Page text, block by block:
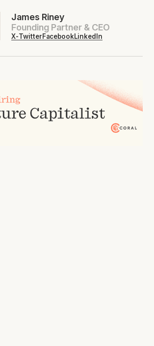
James Riney
Founding Partner & CEO
X-TwitterFacebookLinkedIn